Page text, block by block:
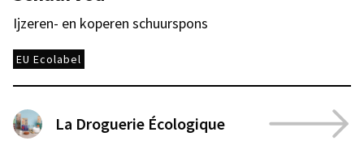
Ijzeren- en koperen schuurspons
EU Ecolabel
La Droguerie Écologique